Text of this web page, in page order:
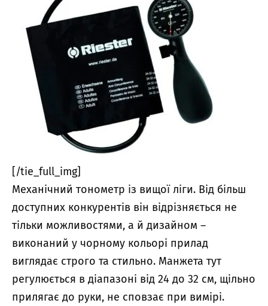
[/tie_full_img]
Механічний тонометр із вищої ліги. Від більш
доступних конкурентів він відрізняється не
тільки можливостями, а й дизайном –
виконаний у чорному кольорі прилад
виглядає строго та стильно. Манжета тут
регулюється в діапазоні від 24 до 32 см, щільно
прилягає до руки, не сповзає при вимірі.